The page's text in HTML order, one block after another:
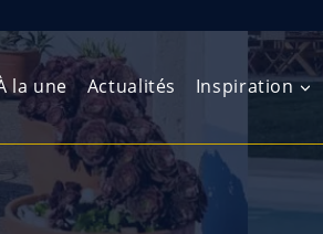
la une Actualités Inspiration
Europe de l’Ouest